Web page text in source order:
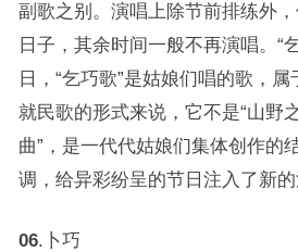
副歌之别。演唱上除节前排练外，
日子，其余时间一般不再演唱。“
日，“乞巧歌”是姑娘们唱的歌，属
就民歌的形式来说，它不是“山野
曲”，是一代代姑娘们集体创作的
调，给异彩纷呈的节日注入了新的
06.卜巧